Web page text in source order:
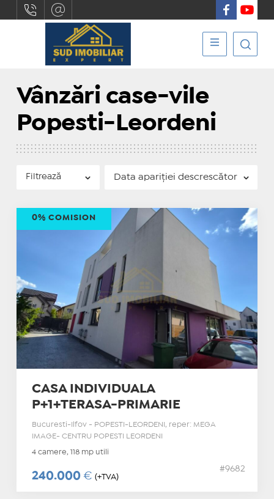
Vânzări case-vile
Popesti-Leordeni
Filtrează
CASA INDIVIDUALA
P+1+TERASA-PRIMARIE
Bucuresti-Ilfov - POPESTI-LEORDENI, reper: MEGA
IMAGE- CENTRU POPESTI LEORDENI
4 camere, 118 mp utili
240.000 € (+TVA)
#9682
0% COMISION